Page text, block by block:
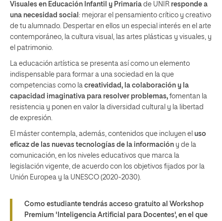
Visuales en Educación Infantil y Primaria de UNIR responde a
una necesidad social : mejorar el pensamiento crítico y creativo
de tu alumnado. Despertar en ellos un especial interés en el arte
contemporáneo, la cultura visual, las artes plásticas y visuales, y
el patrimonio.
La educación artística se presenta así como un elemento
indispensable para formar a una sociedad en la que
competencias como la creatividad, la colaboración y la
capacidad imaginativa para resolver problemas, fomentan la
resistencia y ponen en valor la diversidad cultural y la libertad
de expresión.
El máster contempla, además, contenidos que incluyen el uso
eficaz de las nuevas tecnologías de la información y de la
comunicación, en los niveles educativos que marca la
legislación vigente, de acuerdo con los objetivos fijados por la
Unión Europea y la UNESCO (2020-2030).
Como estudiante tendrás acceso gratuito al Workshop
Premium 'Inteligencia Artificial para Docentes', en el que